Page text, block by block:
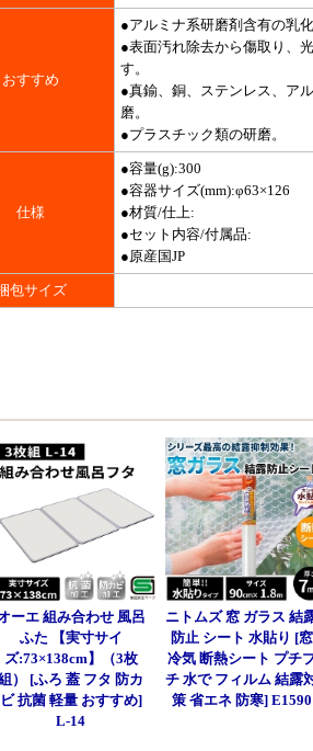
おすすめ
●アルミナ系研磨剤含有の乳
●表面汚れ除去から傷取り、
す。
●真鍮、銅、ステンレス、ア
磨。
●プラスチック類の研磨。
仕様
●容量(g):300
●容器サイズ(mm):φ63×126
●材質/仕上:
●セット内容/付属品:
●原産国JP
包サイズ
ーエ 組み合わせ 風呂
ふた 【実寸サイ
ズ:73×138cm】（3枚
） [ふろ 蓋 フタ 防カ
ビ 抗菌 軽量 おすすめ]
L-14
ニトムズ 窓 ガラス 結
防止 シート 水貼り [窓
冷気 断熱シート プチ
チ 水で フィルム 結露
策 省エネ 防寒] E1590